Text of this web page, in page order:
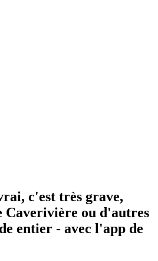
c'est très grave,
ou d'autres
entier - avec l'app de